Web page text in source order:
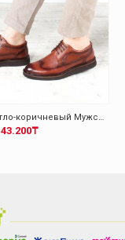
Кожа Светло-коричневый Мужская Классическая Обувь 095MA4051-1
43.200₸